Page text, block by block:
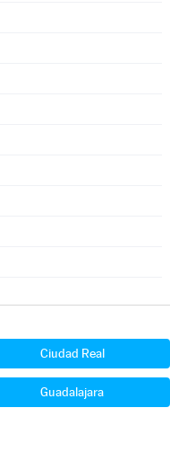
Ciudad Real
Guadalajara